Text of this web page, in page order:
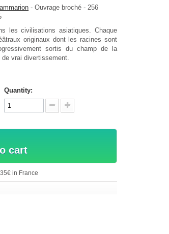
-Ouvrage broché-256
les civilisations asiatiques. Chaque
originaux dont les racines sont
sortis du champ de la
de vrai divertissement.
Quantity:
cart
in France